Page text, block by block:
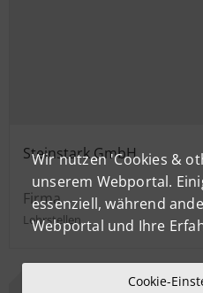
Steinstark GmbH
Firma
Lehrstellen
Wir nutzen 'Cookies &
unserem Webportal.
essenziell, während
Webportal und Ihre
Cookie-